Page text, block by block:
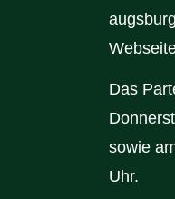
Das
sowie
Uhr.